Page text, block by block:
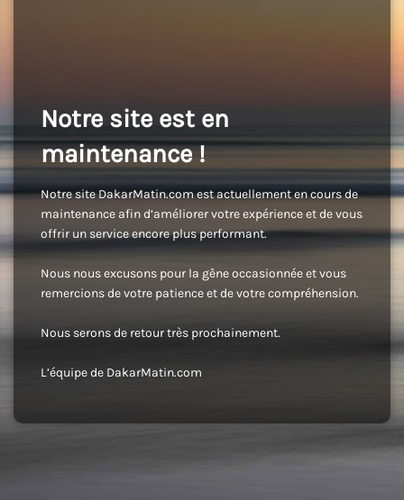
Notre site est en
maintenance !
Notre site DakarMatin.com est actuellement en cours de
maintenance afin d’améliorer votre expérience et de vous
offrir un service encore plus performant.
Nous nous excusons pour la gêne occasionnée et vous
remercions de votre patience et de votre compréhension.
Nous serons de retour très prochainement.
L’équipe de DakarMatin.com